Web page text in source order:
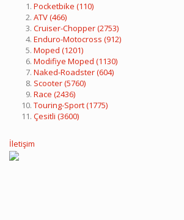
Pocketbike (110)
ATV(466)
Cruiser-Chopper(2753)
Enduro-Motocross (912)
Moped (1201)
Modifiye Moped (1130)
Naked-Roadster(604)
Scooter(5760)
Race (2436)
Touring-Sport(1775)
Çesitli (3600)
İletişim